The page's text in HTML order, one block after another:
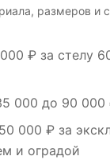
размеров
₽ за стелу
000 до 90 000
000 ₽ за
и оградой